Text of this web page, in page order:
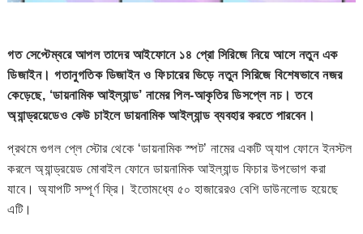
গত সেপ্টেম্বরে আপল তাদের আইফোনে ১৪ প্রো সিরিজে নিয়ে আসে নতুন এক
ডিজাইন। গতানুগতিক ডিজাইন ও ফিচারের ভিড়ে নতুন সিরিজে বিশেষভাবে নজর
কেড়েছে, ‘ডায়নামিক আইল্যান্ড’ নামের পিল-আকৃতির ডিসপ্লে নচ। তবে
অ্যান্ড্রয়েডেও কেউ চাইলে ডায়নামিক আইল্যান্ড ব্যবহার করতে পারবেন।
প্রথমে গুগল প্লে স্টোর থেকে ‘ডায়নামিক স্পট’ নামের একটি অ্যাপ ফোনে ইনস্টল
করলে অ্যান্ড্রয়েড মোবাইল ফোনে ডায়নামিক আইল্যান্ড ফিচার উপভোগ করা
যাবে। অ্যাপটি সম্পূর্ণ ফ্রি। ইতোমধ্যে ৫০ হাজারেরও বেশি ডাউনলোড হয়েছে
এটি।